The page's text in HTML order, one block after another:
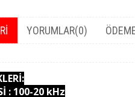
YORUMLAR(0)
: 100-20 kHz